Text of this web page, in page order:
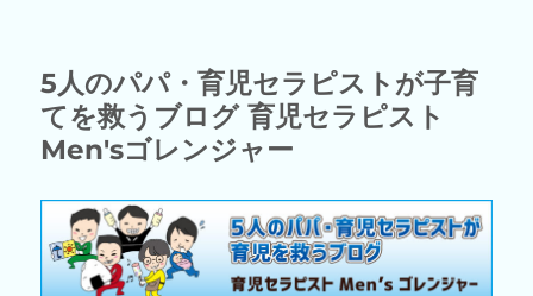
5人のパパ・育児セラピストが子育
てを救うブログ 育児セラピスト
Men'sゴレンジャー